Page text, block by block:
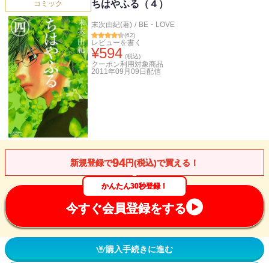
コミック ちはやふる（４）
末次由紀(著) / BE・LOVE
(62)
レビューを書く
¥594 (税込)
クーポン利用対象商品
2011年09月09日 配信
新規登録で94円(税込)で買える！
かんたん30秒登録！
今すぐ会員登録をする
購入手続きに進む